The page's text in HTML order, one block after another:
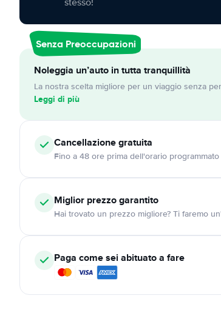
stesso!
Senza Preoccupazioni
Noleggia un’auto in tutta tranquillità
La nostra scelta migliore per un viaggio senza
Leggi di più
Cancellazionegratuita
Fino a 48 ore prima dell'orario
Miglior prezzo garantito
Hai trovato un prezzo migliore? Ti faremo
Paga come sei abituato a fare